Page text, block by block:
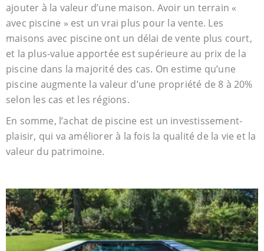
ajouter à la valeur d’une maison. Avoir un terrain «
avec piscine » est un vrai plus pour la vente. Les
maisons avec piscine ont un délai de vente plus court,
et la plus-value apportée est supérieure au prix de la
piscine dans la majorité des cas. On estime qu’une
piscine augmente la valeur d’une propriété de 8 à 20%
selon les cas et les régions.
En somme, l’achat de piscine est un investissement-
plaisir, qui va améliorer à la fois la qualité de la vie et la
valeur du patrimoine.